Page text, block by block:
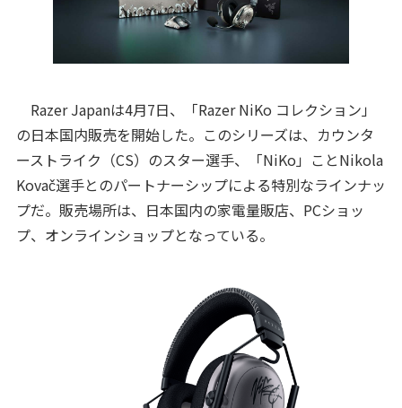
Razer Japanは4月7日、「Razer NiKo コレクション」
の日本国内販売を開始した。このシリーズは、カウンタ
ーストライク（CS）のスター選手、「NiKo」ことNikola
Kovač選手とのパートナーシップによる特別なラインナッ
プだ。販売場所は、日本国内の家電量販店、PCショッ
プ、オンラインショップとなっている。